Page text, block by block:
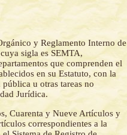
y Reglamento Interno de
sigla es SEMTA,
que comprenden el
en su Estatuto, con la
u otras tareas no
Jurídica.
Cuarenta y Nueve Artículos y
correspondientes a la